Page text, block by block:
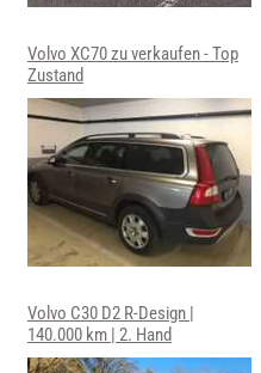
Volvo XC70 zu verkaufen - Top
Zustand
Volvo C30 D2 R-Design |
140.000 km | 2. Hand